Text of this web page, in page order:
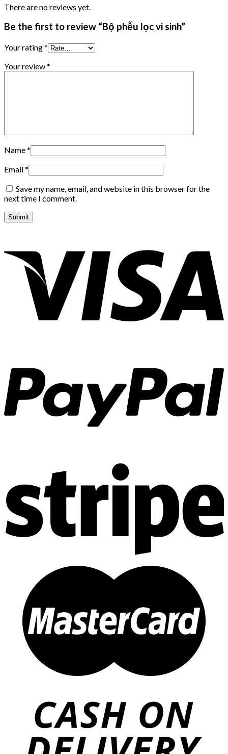
There are no reviews yet.
Be the first to review “Bộ phễu lọc vi sinh”
Your rating*
Your review*
Name*
Email*
Save my name, email, and website in this browser for the
next time I comment.